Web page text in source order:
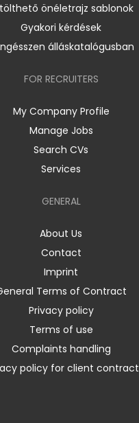
önéletrajz sablonok
Gyakori kérdések
álláskatalógusban
FOR RECRUITERS
My Company Profile
Manage Jobs
Search CVs
Services
GENERAL
About Us
Contact
Imprint
Terms of Contract
Privacy policy
Terms of use
Complaints handling
policy for client contract